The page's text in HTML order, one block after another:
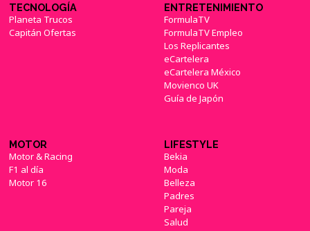
TECNOLOGÍA
Planeta Trucos
Capitán Ofertas
ENTRETENIMIENTO
FormulaTV
FormulaTV Empleo
Los Replicantes
eCartelera
eCartelera México
Movienco UK
Guía de Japón
MOTOR
Motor & Racing
F1 al día
Motor 16
LIFESTYLE
Bekia
Moda
Belleza
Padres
Pareja
Salud